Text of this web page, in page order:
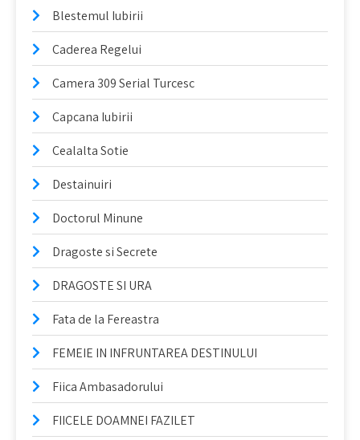
Blestemul Iubirii
Caderea Regelui
Camera 309 Serial Turcesc
Capcana Iubirii
Cealalta Sotie
Destainuiri
Doctorul Minune
Dragoste si Secrete
DRAGOSTE SI URA
Fata de la Fereastra
FEMEIE IN INFRUNTAREA DESTINULUI
Fiica Ambasadorului
FIICELE DOAMNEI FAZILET